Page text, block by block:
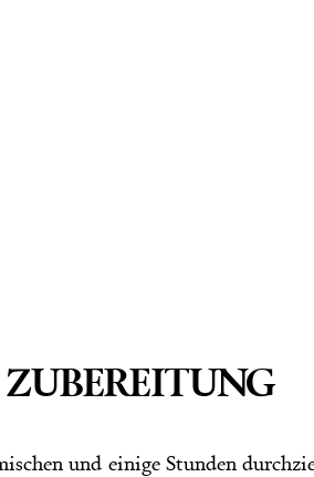
ZUBEREITUNG
und einige Stunden